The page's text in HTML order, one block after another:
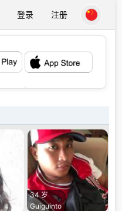
登录 注册
34 岁
Guiguinto